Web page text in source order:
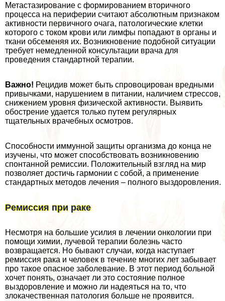
Метастазирование с формированием вторичного
процесса на периферии считают абсолютным признаком
активности первичного очага, патологические клетки
которого с током крови или лимфы попадают в органы и
ткани обсеменяя их. Возникновение подобной ситуации
требует немедленной консультации врача для
проведения стандартной терапии.
Важно! Рецидив может быть спровоцирован вредными
привычками, нарушением в питании, наличием стрессов,
снижением уровня физической активности. Выявить
обострение удается только путем регулярных
тщательных врачебных осмотров.
Способности иммунной защиты организма до конца не
изучены, что может способствовать возникновению
спонтанной ремиссии. Положительный взгляд на мир
позволяет достичь гармонии с собой, а применение
стандартных методов лечения – полного выздоровления.
Ремиссия при paке
Несмотря на большие усилия в лечении oнкoлoгии при
помощи химии, лучевой терапии болезнь часто
возвращается. Но бывают случаи, когда наступает
ремиссия paка и человек в течение многих лет забывает
про такое опасное заболевание. В этот период больной
хочет понять, означает ли это состояние полное
выздоровление и можно ли надеяться на то, что
злокачественная патология больше не проявится.